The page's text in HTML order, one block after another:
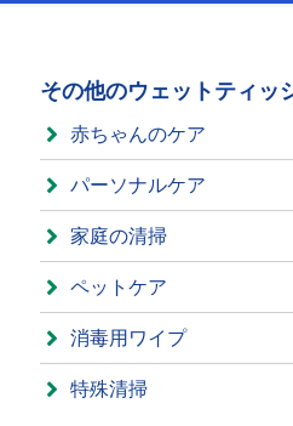
その他のウェットティッ
赤ちゃんのケア
パーソナルケア
家庭の清掃
ペットケア
消毒用ワイプ
特殊清掃